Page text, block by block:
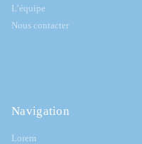
L’équipe
Nous contacter
Navigation
Lorem